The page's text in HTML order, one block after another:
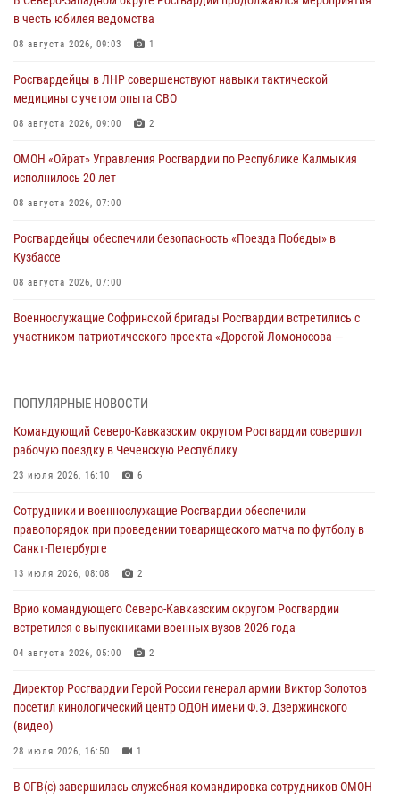
в честь юбилея ведомства
08 августа 2026, 09:03 1
Росгвардейцы в ЛНР совершенствуют навыки тактической
медицины с учетом опыта СВО
08 августа 2026, 09:00 2
ОМОН «Ойрат» Управления Росгвардии по Республике Калмыкия
исполнилось 20 лет
08 августа 2026, 07:00
Росгвардейцы обеспечили безопасность «Поезда Победы» в
Кузбассе
08 августа 2026, 07:00
Военнослужащие Софринской бригады Росгвардии встретились с
участником патриотического проекта «Дорогой Ломоносова —
настольному теннису ко Дню физкультурника
08 августа 2026, 07:00
ограниченными возможностями здоровья (видео)
08 августа 2026, 06:32 1
Спецназ Росгвардии в Марий Эл почтил память товарища на
08 августа 2026, 06:15 9
День физкультурника в Уральском округе Росгвардии отметили
08 августа 2026, 06:03
ПОПУЛЯРНЫЕ НОВОСТИ
Командующий Северо-Кавказским округом Росгвардии совершил
рабочую поездку в Чеченскую Республику
23 июля 2026, 16:10 6
Сотрудники и военнослужащие Росгвардии обеспечили
правопорядок при проведении товарищеского матча по футболу в
Санкт-Петербурге
13 июля 2026, 08:08 2
Врио командующего Северо-Кавказским округом Росгвардии
встретился с выпускниками военных вузов 2026 года
04 августа 2026, 05:00 2
Директор Росгвардии Герой России генерал армии Виктор Золотов
посетил кинологический центр ОДОН имени Ф.Э. Дзержинского
(видео)
28 июля 2026, 16:50 1
В ОГВ(с) завершилась служебная командировка сотрудников ОМОН